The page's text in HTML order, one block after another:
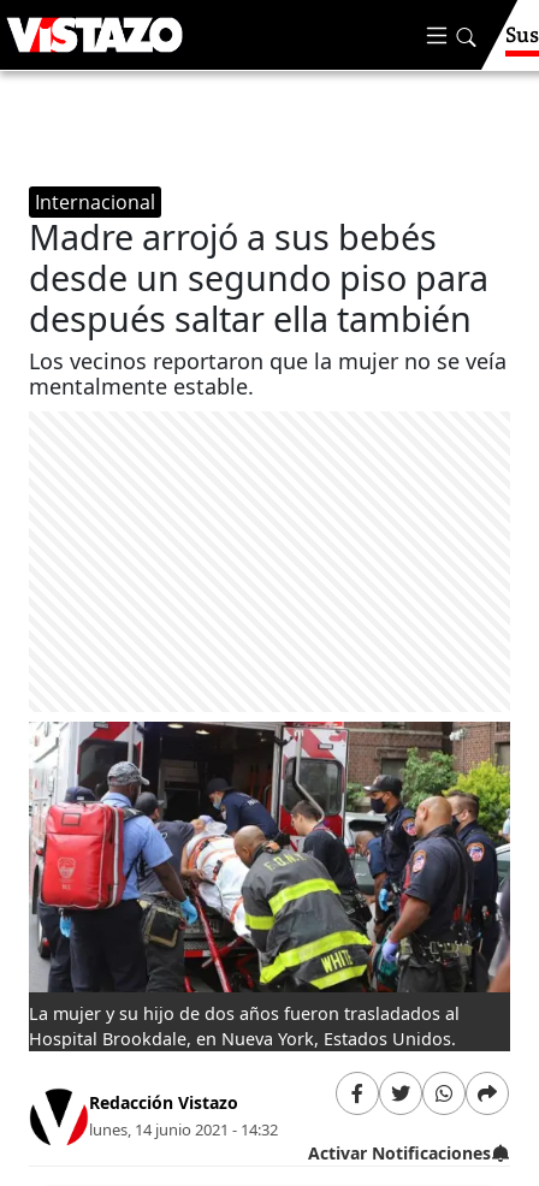
Internacional
Madre arrojó a sus bebés
desde un segundo piso para
después saltar ella también
Los vecinos reportaron que la mujer no se veía
mentalmente estable.
La mujer y su hijo de dos años fueron trasladados al
Hospital Brookdale, en Nueva York, Estados Unidos.
Redacción Vistazo
lunes, 14 junio 2021 - 14:32
Activar Notificaciones